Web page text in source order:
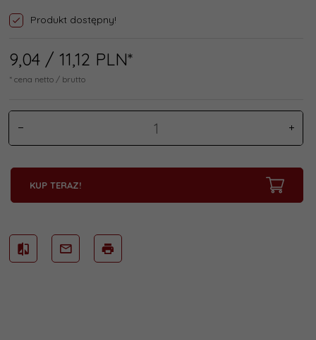
Produkt dostępny!
9,04 / 11,12 PLN*
* cena netto / brutto
KUP TERAZ!